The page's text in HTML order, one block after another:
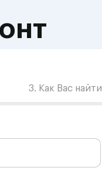
3. Как Вас найти